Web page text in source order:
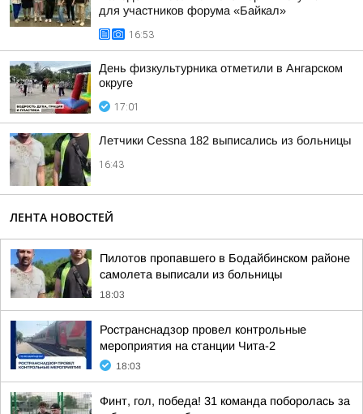
для участников форума «Байкал»
16:53
День физкультурника отметили в Ангарском
округе
17:01
Летчики Cessna 182 выписались из больницы
16:43
ЛЕНТА НОВОСТЕЙ
Пилотов пропавшего в Бодайбинском районе
самолета выписали из больницы
18:03
Ространснадзор провел контрольные
мероприятия на станции Чита-2
18:03
Финт, гол, победа! 31 команда поборолась за